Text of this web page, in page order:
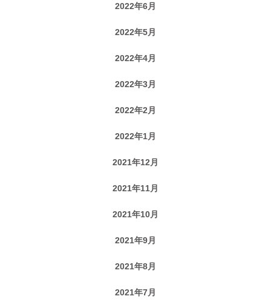
2022年6月
2022年5月
2022年4月
2022年3月
2022年2月
2022年1月
2021年12月
2021年11月
2021年10月
2021年9月
2021年8月
2021年7月